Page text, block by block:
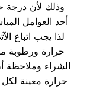
وذلك لأن درجة
أحد العوامل
حرارة ورطوبة
الشراء
حرارة معينة لكل